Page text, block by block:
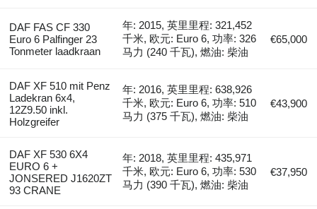
DAF FAS CF 330
Euro 6 Palfinger 23
Tonmeter laadkraan
年: 2015, 英里里程: 321,452
千米, 欧元: Euro 6, 功率: 326
马力 (240 千瓦), 燃油: 柴油
€65,000
DAF XF 510 mit Penz
Ladekran 6x4,
12Z9.50 inkl.
Holzgreifer
年: 2016, 英里里程: 638,926
千米, 欧元: Euro 6, 功率: 510
马力 (375 千瓦), 燃油: 柴油
€43,900
DAF XF 530 6X4
EURO 6 +
JONSERED J1620ZT
93 CRANE
年: 2018, 英里里程: 435,971
千米, 欧元: Euro 6, 功率: 530
马力 (390 千瓦), 燃油: 柴油
€37,950